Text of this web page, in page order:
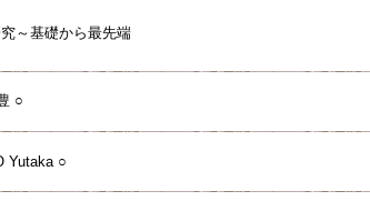
～基礎から最先端
○
Yutaka ○